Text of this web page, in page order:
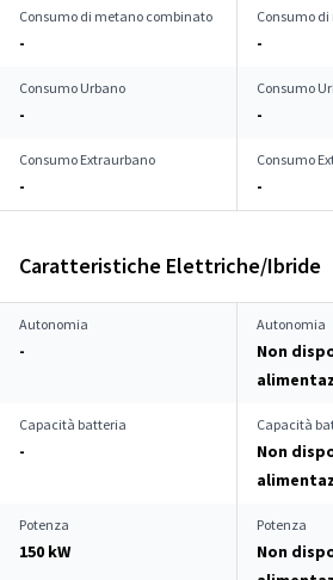
Consumo di metano combinato
-
Consumo
-
Consumo Urbano
-
Consumo
-
Consumo Extraurbano
-
Consumo
-
Caratteristiche Elettriche/Ibride
Autonomia
-
Autonomia
Non
Capacità batteria
-
Capacità
Non
Potenza
150 kW
Potenza
Non